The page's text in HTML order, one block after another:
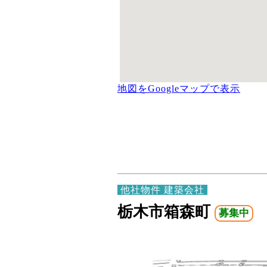
地図をGoogleマップで表示
他社物件 建築会社
栃木市箱森町 募集中